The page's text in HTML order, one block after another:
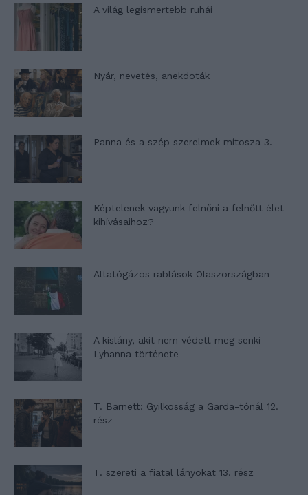
A világ legismertebb ruhái
Nyár, nevetés, anekdoták
Panna és a szép szerelmek mítosza 3.
Képtelenek vagyunk felnőni a felnőtt élet
kihívásaihoz?
Altatógázos rablások Olaszországban
A kislány, akit nem védett meg senki –
Lyhanna története
T. Barnett: Gyilkosság a Garda-tónál 12.
rész
T. szereti a fiatal lányokat 13. rész